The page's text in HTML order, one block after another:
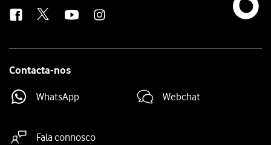
Contacta-nos
WhatsApp Webchat
Fala connosco